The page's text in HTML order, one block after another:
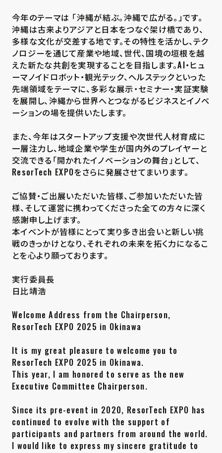
今年のテーマは 「沖縄が結ぶ。沖縄で広がる。」です。
沖縄は古来よりアジアと日本をつなぐ架け橋であり、
多様な文化が交差する地です。その特性を活かし、テク
ノロジーを通じて産業や地域、世代、国境の垣根を越
えた新たな共創を実現することを目指します。AI・ヒュ
ーマノイドロボット・観光テック、ヘルステックといった
先端領域をテーマに、多彩な展示・セミナー・実証実験
を展開し、沖縄から世界へとつながるビジネスとイノベ
ーションの場を提供いたします。
また、今年はスタートアップ支援や次世代人材育成に
一層注力し、地域企業や学生が国内外のプレイヤーと
交流できる「開かれたイノベーションの舞台」として、
ResorTech EXPOをさらに発展させてまいります。
ご協賛・ご出展いただいた皆様、ご参加いただいた皆
様、そして運営に携わってくださった全ての方々に深く
感謝申し上げます。
本イベントが皆様にとって実り多き出会いと新しい挑
戦のきっかけとなり、それぞれの未来を拓く力になるこ
とを心より願っております。
実行委員長
日比靖浩
Welcome Address from the Chairperson,
ResorTech EXPO 2025 in Okinawa
It is my great pleasure to welcome you to
ResorTech EXPO 2025 in Okinawa.
This year, I am honored to serve as the new
Executive Committee Chairperson.
Since its pre-event in 2020, ResorTech EXPO has
continued to evolve with the support of
participants and partners from around the world.
I would like to express my sincere gratitude to